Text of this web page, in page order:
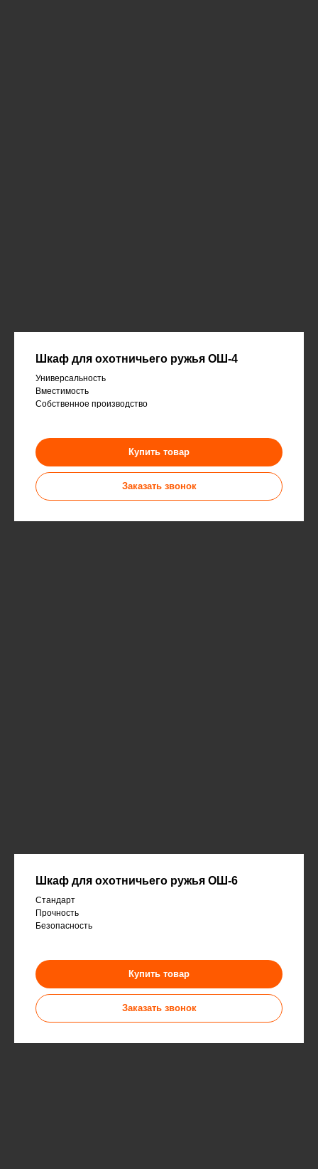
Шкаф для охотничьего ружья ОШ-4
Универсальность
Вместимость
Собственное производство
Купить товар
Заказать звонок
Шкаф для охотничьего ружья ОШ-6
Стандарт
Прочность
Безопасность
Купить товар
Заказать звонок